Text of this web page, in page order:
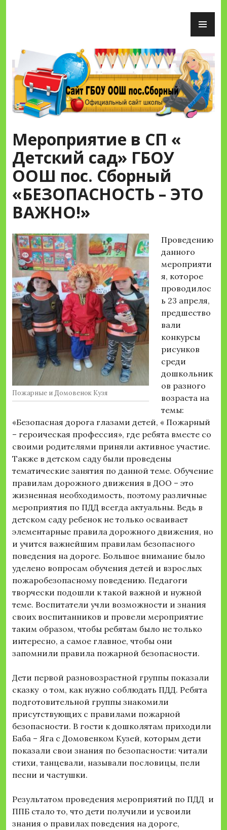
Сайт ГБОУ ООШ пос.Сборный
Мероприятие в СП «
Детский сад» ГБОУ
ООШ пос. Сборный
«БЕЗОПАСНОСТЬ – ЭТО
ВАЖНО!»
Пожарные и Домовенок Кузя
Проведению
данного
мероприяти
я, которое
проводилос
ь 23 апреля,
предшество
вали
конкурсы
рисунков
среди
дошкольник
ов разного
возраста на
темы:
«Безопасная дорога глазами детей, « Пожарный
– героическая профессия», где ребята вместе со
своими родителями приняли активное участие.
Также в детском саду были проведены
тематические занятия по данной теме. Обучение
правилам дорожного движения в ДОО – это
жизненная необходимость, поэтому различные
мероприятия по ПДД всегда актуальны. Ведь в
детском саду ребенок не только осваивает
элементарные правила дорожного движения, но
и учится важнейшим правилам безопасного
поведения на дороге. Большое внимание было
уделено вопросам обучения детей и взрослых
пожаробезопасному поведению. Педагоги
творчески подошли к такой важной и нужной
теме. Воспитатели учли возможности и знания
своих воспитанников и провели мероприятие
таким образом, чтобы ребятам было не только
интересно, а самое главное, чтобы они
запомнили правила пожарной безопасности.
Дети первой разновозрастной группы показали
сказку о том, как нужно соблюдать ПДД. Ребята
подготовительной группы знакомили
присутствующих с правилами пожарной
безопасности. В гости к дошколятам приходили
Баба – Яга с Домовенком Кузей, которым дети
показали свои знания по безопасности: читали
стихи, танцевали, называли пословицы, пели
песни и частушки.
Результатом проведения мероприятий по ПДД и
ППБ стало то, что дети получили и усвоили
знания о правилах поведения на дороге,